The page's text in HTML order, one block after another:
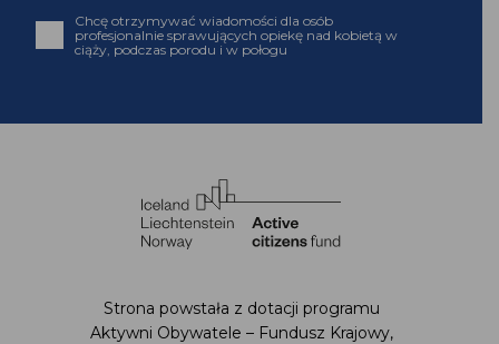
Chcę otrzymywać wiadomości dla osób
profesjonalnie sprawujących opiekę nad kobietą w
ciąży, podczas porodu i w połogu
Strona powstała z dotacji programu
Aktywni Obywatele – Fundusz Krajowy,